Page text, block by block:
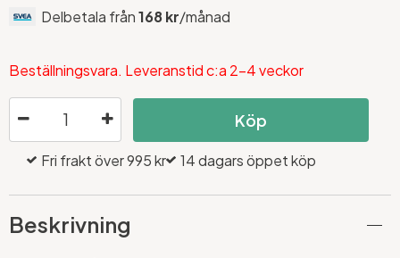
Delbetala från168 kr/månad
Beställningsvara. Leveranstid c:a 2-4 veckor
Köp
Fri frakt över 995 kr 14 dagars öppet köp
Beskrivning